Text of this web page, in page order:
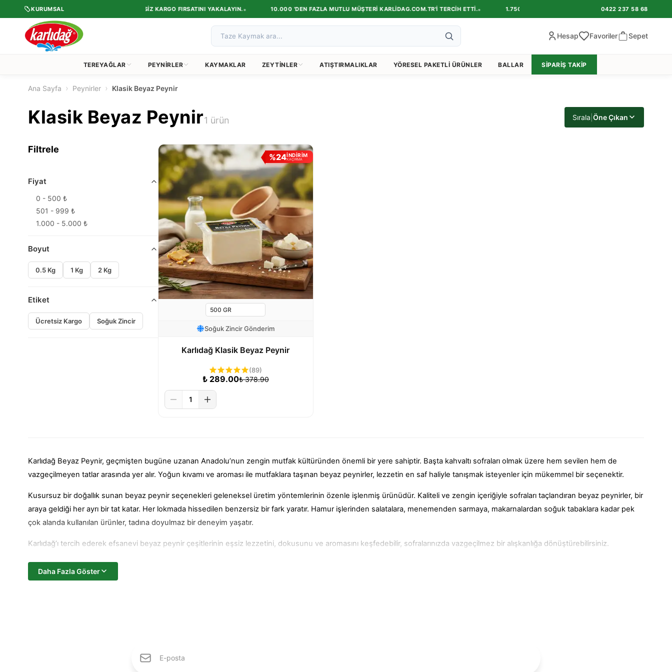
KURUMSAL
ETTI.• 1.750 TL VE ÜZERI ÜCRETSIZ KARGO FIRSATINI YAKALAYIN.• 10.000 'DEN FAZLA MUTLU MÜŞTERI KARLIDAG.COM.TR'I TERCIH ETTI.• 1.750 TL VE ÜZERI ÜCRETSIZ KARGO FIRSATINI
0422 237 58 68
Hesap Favoriler Sepet
TEREYAĞLAR PEYNIRLER KAYMAKLAR ZEYTINLER ATIŞTIRMALIKLAR YÖRESEL PAKETLI ÜRÜNLER BALLAR SIPARIŞ TAKIP
Ana Sayfa › Peynirler › Klasik Beyaz Peynir
Klasik Beyaz Peynir1 ürün Sırala Öne Çıkan
Filtrele
Fiyat
0 - 500 ₺
501 - 999 ₺
1.000 - 5.000 ₺
Boyut
0.5 Kg 1 Kg 2 Kg
Etiket
Ücretsiz Kargo Soğuk Zincir
%24İNDİRİM
KAÇIRMA
Soğuk Zincir Gönderim
Karlıdağ Klasik Beyaz Peynir
(89)
₺ 289.00₺ 378.90
1
Karlıdağ Beyaz Peynir, geçmişten bugüne uzanan Anadolu’nun zengin mutfak kültüründen önemli bir yere sahiptir. Başta kahvaltı sofraları olmak üzere hem sevilen hem de
vazgeçilmeyen tatlar arasında yer alır. Yoğun kıvamı ve aroması ile mutfaklara taşınan beyaz peynirler, lezzetin en saf haliyle tanışmak isteyenler için mükemmel bir seçenektir.
Kusursuz bir doğallık sunan beyaz peynir seçenekleri geleneksel üretim yöntemlerinin özenle işlenmiş ürünüdür. Kaliteli ve zengin içeriğiyle sofraları taçlandıran beyaz peynirler, bir
araya geldiği her ayrı bir tat katar. Her lokmada hissedilen benzersiz bir fark yaratır. Hamur işlerinden salatalara, menemenden sarmaya, makarnalardan soğuk tabaklara kadar pek
çok alanda kullanılan ürünler, tadına doyulmaz bir deneyim yaşatır.
Karlıdağ’ı tercih ederek efsanevi beyaz peynir çeşitlerinin eşsiz lezzetini, dokusunu ve aromasını keşfedebilir, sofralarınızda vazgeçilmez bir alışkanlığa dönüştürebilirsiniz.
Karlıdağ Ezine Beyaz Peyniri Nasıl Üretilir?
Karlıdağ beyaz peynir üretiminde uzun yıllara dayanan deneyime sahiptir. Çanakkale’nin Ezine Bölgesi’ne özgü bu özel ürünle birebir aynı lezzette olan ürünler, pek çok sofranın
Daha Fazla Göster